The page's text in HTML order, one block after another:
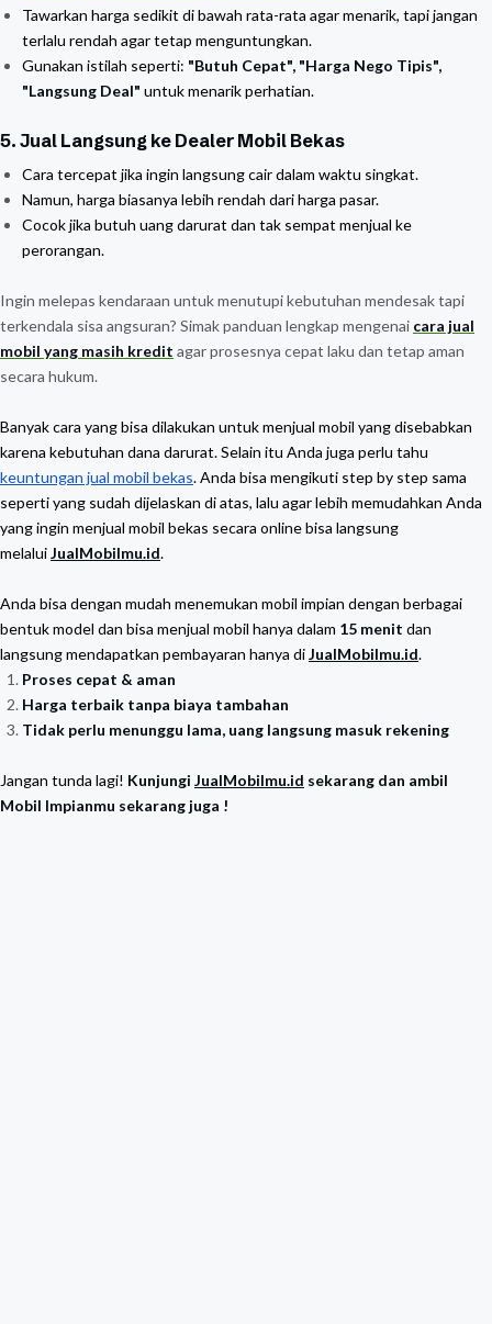
Tawarkan harga sedikit di bawah rata-rata agar menarik, tapi jangan
terlalu rendah agar tetap menguntungkan.
Gunakan istilah seperti: "Butuh Cepat", "Harga Nego Tipis",
"Langsung Deal" untuk menarik perhatian.
5. Jual Langsung ke Dealer Mobil Bekas
Cara tercepat jika ingin langsung cair dalam waktu singkat.
Namun, harga biasanya lebih rendah dari harga pasar.
Cocok jika butuh uang darurat dan tak sempat menjual ke
perorangan.
Ingin melepas kendaraan untuk menutupi kebutuhan mendesak tapi
terkendala sisa angsuran? Simak panduan lengkap mengenai cara jual
mobil yang masih kredit agar prosesnya cepat laku dan tetap aman
secara hukum.
Banyak cara yang bisa dilakukan untuk menjual mobil yang disebabkan
karena kebutuhan dana darurat. Selain itu Anda juga perlu tahu
keuntungan jual mobil bekas. Anda bisa mengikuti step by step sama
seperti yang sudah dijelaskan di atas, lalu agar lebih memudahkan Anda
yang ingin menjual mobil bekas secara online bisa langsung
melaluiJualMobilmu.id.
Anda bisa dengan mudah menemukan mobil impian dengan berbagai
bentuk model dan bisa menjual mobil hanya dalam 15 menit dan
langsung mendapatkan pembayaran hanya diJualMobilmu.id.
Proses cepat & aman
Harga terbaik tanpa biaya tambahan
Tidak perlu menunggu lama, uang langsung masuk rekening
Jangan tunda lagi! Kunjungi JualMobilmu.id sekarang dan ambil
Mobil Impianmu sekarang juga !